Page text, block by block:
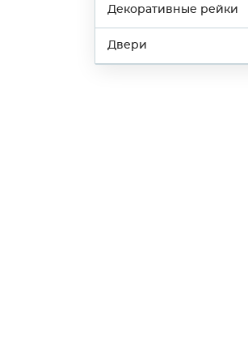
Декоративные рейки
Двери